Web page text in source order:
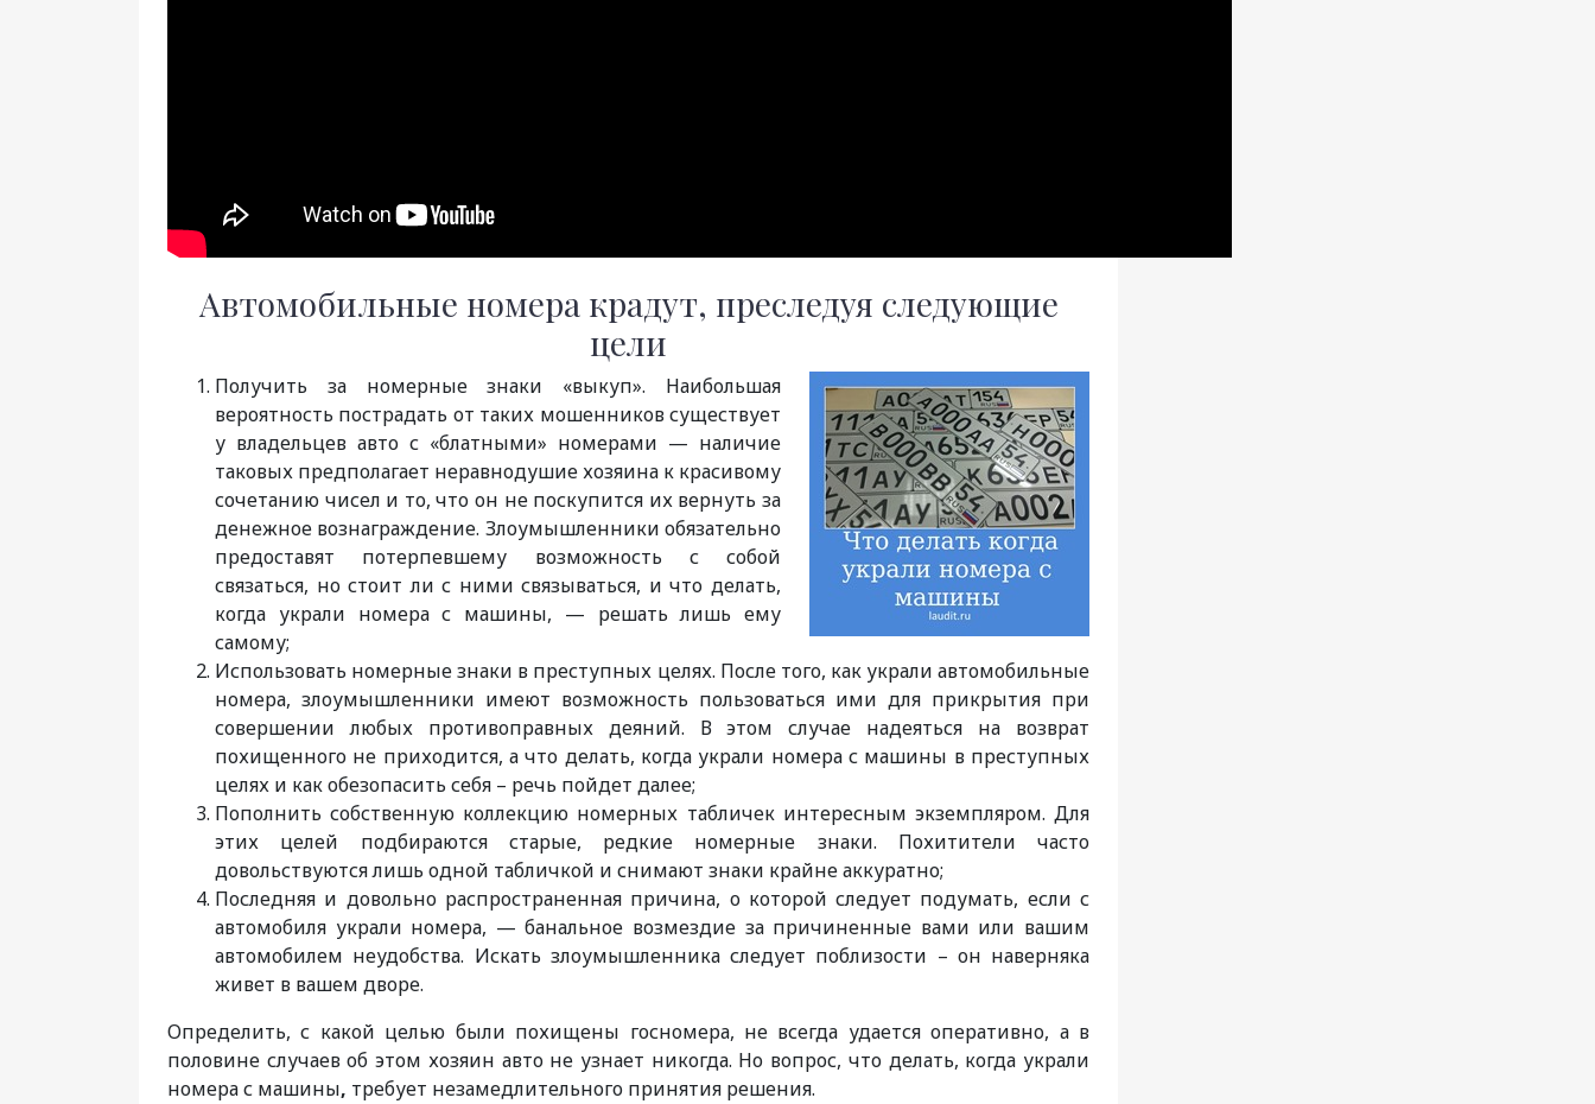
Автомобильные номера крадут, преследуя следующие
цели
Получить за номерные знаки «выкуп». Наибольшая
вероятность пострадать от таких мошенников существует
у владельцев авто с «блатными» номерами — наличие
таковых предполагает неравнодушие хозяина к красивому
сочетанию чисел и то, что он не поскупится их вернуть за
денежное вознаграждение. Злоумышленники обязательно
предоставят потерпевшему возможность с собой
связаться, но стоит ли с ними связываться, и что делать,
когда украли номера с машины, — решать лишь ему
самому;
Использовать номерные знаки в преступных целях. После того, как украли автомобильные
номера, злоумышленники имеют возможность пользоваться ими для прикрытия при
совершении любых противоправных деяний. В этом случае надеяться на возврат
похищенного не приходится, а что делать, когда украли номера с машины в преступных
целях и как обезопасить себя – речь пойдет далее;
Пополнить собственную коллекцию номерных табличек интересным экземпляром. Для
этих целей подбираются старые, редкие номерные знаки. Похитители часто
довольствуются лишь одной табличкой и снимают знаки крайне аккуратно;
Последняя и довольно распространенная причина, о которой следует подумать, если с
автомобиля украли номера, — банальное возмездие за причиненные вами или вашим
автомобилем неудобства. Искать злоумышленника следует поблизости – он наверняка
живет в вашем дворе.
Определить, с какой целью были похищены госномера, не всегда удается оперативно, а в
половине случаев об этом хозяин авто не узнает никогда. Но вопрос, что делать, когда украли
номера с машины, требует незамедлительного принятия решения.